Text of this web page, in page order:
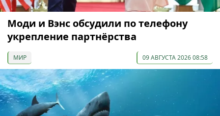
Моди и Вэнс обсудили по телефону
укрепление партнёрства
МИР 09 АВГУСТА 2026 08:58